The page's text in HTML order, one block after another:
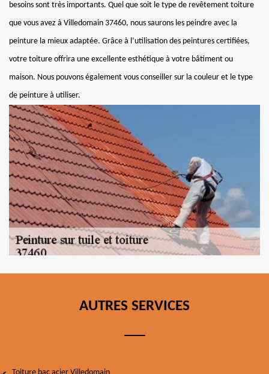
besoins sont très importants. Quel que soit le type de revêtement toiture
que vous avez à Villedomain 37460, nous saurons les peindre avec la
peinture la mieux adaptée. Grâce à l’utilisation des peintures certifiées,
votre toiture offrira une excellente esthétique à votre bâtiment ou
maison. Nous pouvons également vous conseiller sur la couleur et le type
de peinture à utiliser.
AUTRES SERVICES